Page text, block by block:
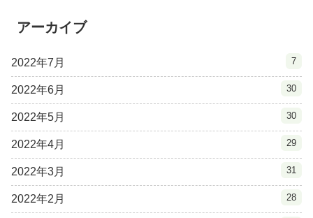
アーカイブ
2022年7月 7
2022年6月 30
2022年5月 30
2022年4月 29
2022年3月 31
2022年2月 28